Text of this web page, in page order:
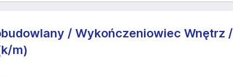
/ Wykończeniowiec Wnętrz /
m)